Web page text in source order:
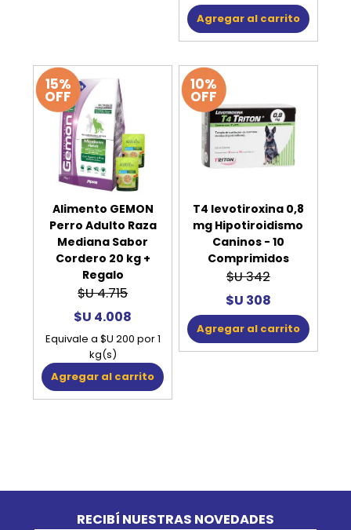
Agregar al carrito
15%
OFF
Alimento GEMON
Perro Adulto Raza
Mediana Sabor
Cordero 20 kg +
Regalo
$U 4.715
$U 4.008
Equivale a $U 200 por 1
kg(s)
Agregar al carrito
10%
OFF
T4 levotiroxina 0,8
mg Hipotiroidismo
Caninos - 10
Comprimidos
$U 342
$U 308
Agregar al carrito
RECIBÍ NUESTRAS NOVEDADES